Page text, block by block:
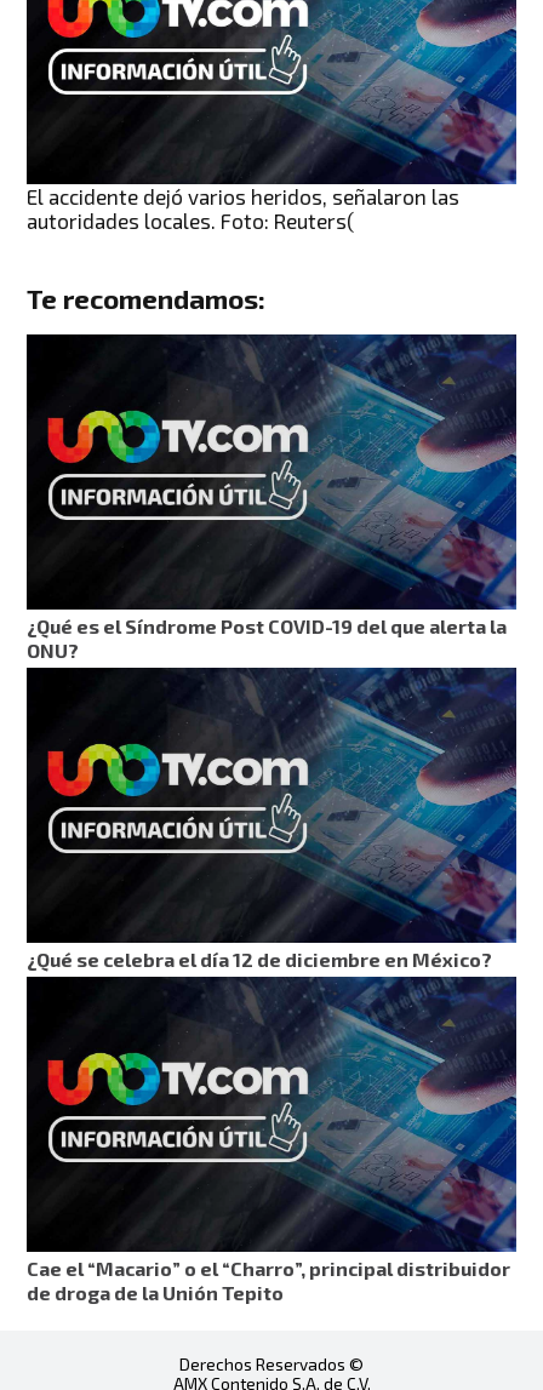
El accidente dejó varios heridos, señalaron las
autoridades locales. Foto: Reuters(
Te recomendamos:
¿Qué es el Síndrome Post COVID-19 del que alerta la
ONU?
¿Qué se celebra el día 12 de diciembre en México?
Cae el “Macario” o el “Charro”, principal distribuidor
de droga de la Unión Tepito
Derechos Reservados ©
AMX Contenido S.A. de C.V.